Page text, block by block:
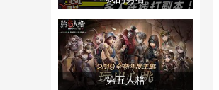
第五人格